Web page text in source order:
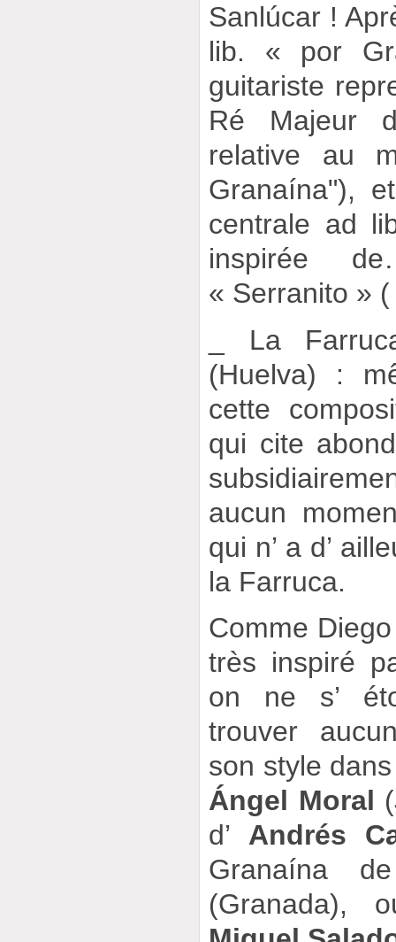
Sanlúcar !
lib. « por
guitariste
Ré Majeur
relative au
Granaína"),
centrale ad
inspirée
« Serranito »
_ La
(Huelva) :
cette
qui cite
aucun
qui n’ a d’
la Farruca.
Comme
très inspiré
on ne s’
trouver
son style
Ángel Moral
d’ Andrés
Granaína
(Granada),